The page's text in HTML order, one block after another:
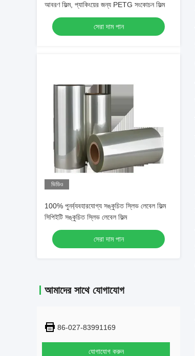
আবরণ ফিল্ম, প্যাকিংয়ের জন্য PETG সংকোচন ফিল্ম
সেরা দাম পান
ভিডিও
100% পুনর্ব্যবহারযোগ্য সঙ্কুচিত স্লিভ লেবেল ফিল্ম
সিপিইটি সঙ্কুচিত স্লিভ লেবেল ফিল্ম
সেরা দাম পান
আমাদের সাথে যোগাযোগ
86-027-83991169
যোগাযোগ করুন